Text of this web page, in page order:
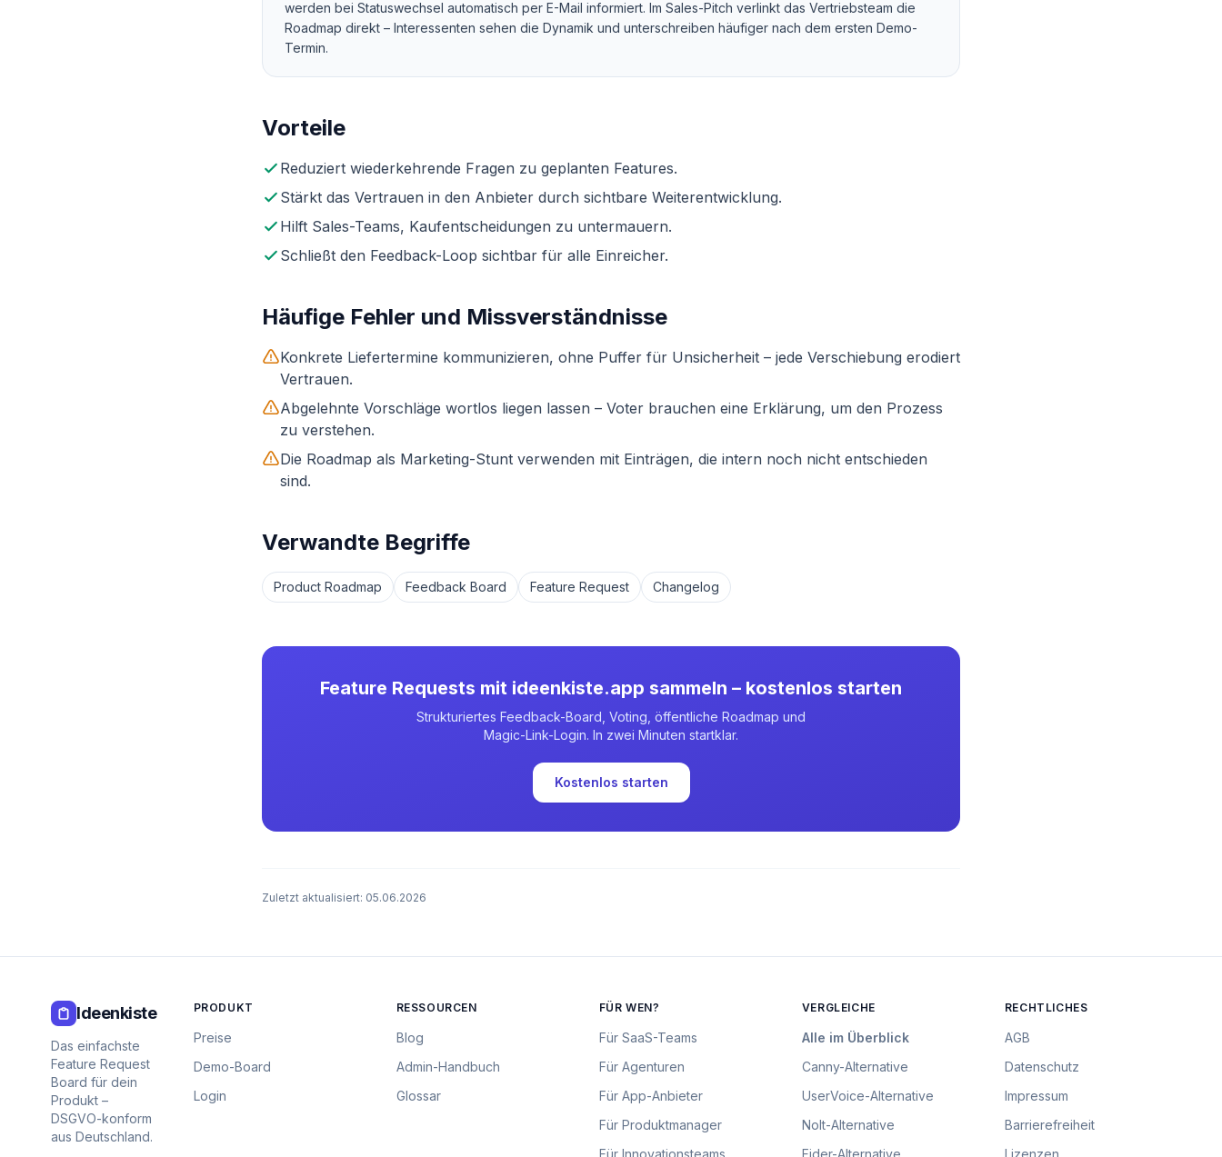
werden bei Statuswechsel automatisch per E-Mail informiert. Im Sales-Pitch verlinkt das Vertriebsteam die
Roadmap direkt – Interessenten sehen die Dynamik und unterschreiben häufiger nach dem ersten Demo-
Termin.
Vorteile
Reduziert wiederkehrende Fragen zu geplanten Features.
Stärkt das Vertrauen in den Anbieter durch sichtbare Weiterentwicklung.
Hilft Sales-Teams, Kaufentscheidungen zu untermauern.
Schließt den Feedback-Loop sichtbar für alle Einreicher.
Häufige Fehler und Missverständnisse
Konkrete Liefertermine kommunizieren, ohne Puffer für Unsicherheit – jede Verschiebung erodiert
Vertrauen.
Abgelehnte Vorschläge wortlos liegen lassen – Voter brauchen eine Erklärung, um den Prozess
zu verstehen.
Die Roadmap als Marketing-Stunt verwenden mit Einträgen, die intern noch nicht entschieden
sind.
Verwandte Begriffe
Product Roadmap Feedback Board Feature Request Changelog
Feature Requests mit ideenkiste.app sammeln – kostenlos starten
Strukturiertes Feedback-Board, Voting, öffentliche Roadmap und
Magic-Link-Login. In zwei Minuten startklar.
Kostenlos starten
Zuletzt aktualisiert: 05.06.2026
Ideenkiste
Das einfachste
Feature Request
Board für dein
Produkt –
DSGVO-konform
aus Deutschland.
PRODUKT
Preise
Demo-Board
Login
RESSOURCEN
Blog
Admin-Handbuch
Glossar
FÜR WEN?
Für SaaS-Teams
Für Agenturen
Für App-Anbieter
Für Produktmanager
Für Innovationsteams
VERGLEICHE
Alle im Überblick
Canny-Alternative
UserVoice-Alternative
Nolt-Alternative
Fider-Alternative
RECHTLICHES
AGB
Datenschutz
Impressum
Barrierefreiheit
Lizenzen